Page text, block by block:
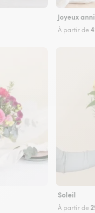
Joyeux
À partir de
Soleil
À partir de